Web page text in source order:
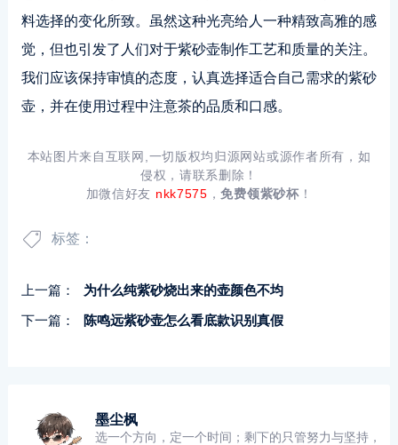
料选择的变化所致。虽然这种光亮给人一种精致高雅的感
觉，但也引发了人们对于紫砂壶制作工艺和质量的关注。
我们应该保持审慎的态度，认真选择适合自己需求的紫砂
壶，并在使用过程中注意茶的品质和口感。
本站图片来自互联网,一切版权均归源网站或源作者所有，如
侵权，请联系删除！
加微信好友 nkk7575 ，免费领紫砂杯！
标签：
上一篇：
为什么纯紫砂烧出来的壶颜色不均
下一篇：
陈鸣远紫砂壶怎么看底款识别真假
墨尘枫
选一个方向，定一个时间；剩下的只管努力与坚持，